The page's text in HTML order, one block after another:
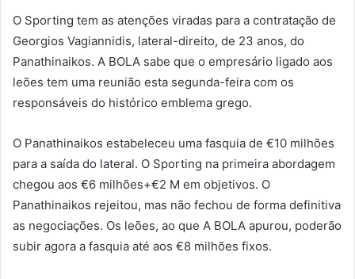
O Sporting tem as atenções viradas para a contratação de
Georgios Vagiannidis, lateral-direito, de 23 anos, do
Panathinaikos. A BOLA sabe que o empresário ligado aos
leões tem uma reunião esta segunda-feira com os
responsáveis do histórico emblema grego.
O Panathinaikos estabeleceu uma fasquia de €10 milhões
para a saída do lateral. O Sporting na primeira abordagem
chegou aos €6 milhões+€2 M em objetivos. O
Panathinaikos rejeitou, mas não fechou de forma definitiva
as negociações. Os leões, ao que A BOLA apurou, poderão
subir agora a fasquia até aos €8 milhões fixos.